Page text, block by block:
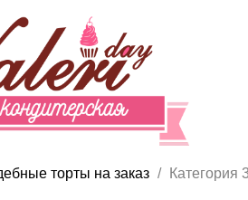
торты на заказ Категория 3